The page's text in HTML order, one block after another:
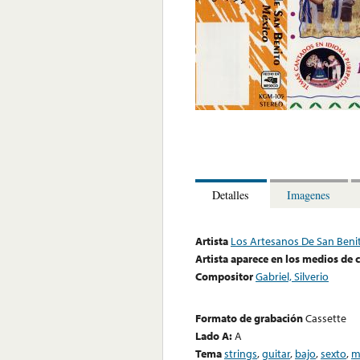
Detalles Imagenes
Artista Los Artesanos De San
Artista aparece en los medios de
CompositorGabriel, Silverio
Formato de grabaciónCassette
Lado A:A
Temastrings,guitar, bajo,sexto,